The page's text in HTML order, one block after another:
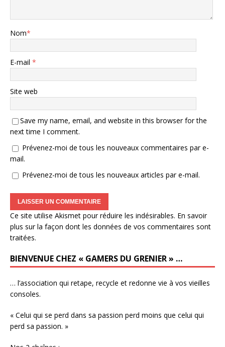
Nom*
E-mail *
Site web
Save my name, email, and website in this browser for the
next time I comment.
Prévenez-moi de tous les nouveaux commentaires par e-
mail.
Prévenez-moi de tous les nouveaux articles par e-mail.
Ce site utilise Akismet pour réduire les indésirables. En savoir
plus sur la façon dont les données de vos commentaires sont
traitées.
BIENVENUE CHEZ « GAMERS DU GRENIER » …
… l’association qui retape, recycle et redonne vie à vos vieilles
consoles.
« Celui qui se perd dans sa passion perd moins que celui qui
perd sa passion. »